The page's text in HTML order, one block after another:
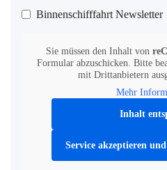
Binnenschifffahrt Newsletter
Sie müssen den Inhalt von
Formular abzuschicken. Bitte
mit Drittanbietern
Mehr
Inhalt
Service akzeptieren